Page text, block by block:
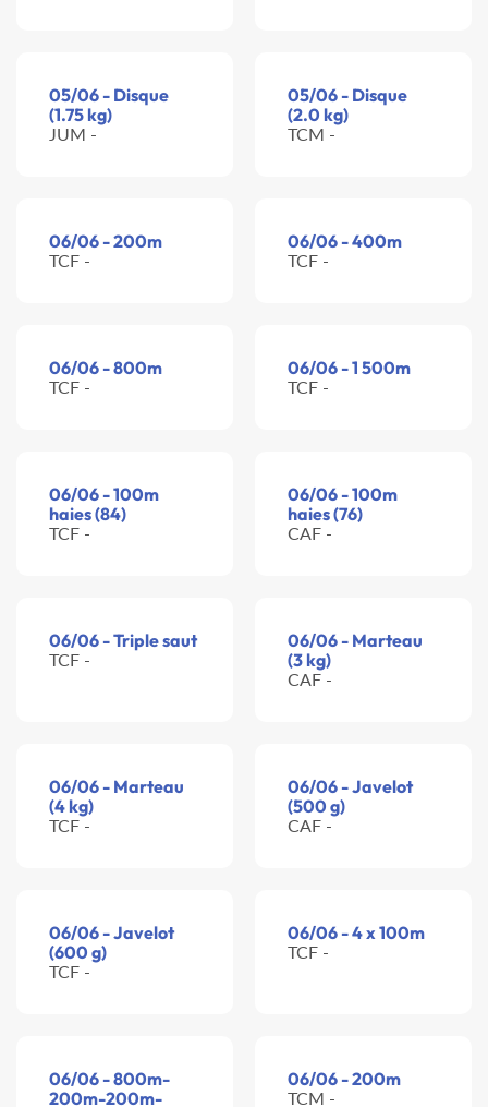
05/06 - Disque
(1.75 kg)
JUM -
05/06 - Disque
(2.0 kg)
TCM -
06/06 - 200m
TCF -
06/06 - 400m
TCF -
06/06 - 800m
TCF -
06/06 - 1 500m
TCF -
06/06 - 100m
haies (84)
TCF -
06/06 - 100m
haies (76)
CAF -
06/06 - Triple saut
TCF -
06/06 - Marteau
(3 kg)
CAF -
06/06 - Marteau
(4 kg)
TCF -
06/06 - Javelot
(500 g)
CAF -
06/06 - Javelot
(600 g)
TCF -
06/06 - 4 x 100m
TCF -
06/06 - 800m-
200m-200m-
06/06 - 200m
TCM -